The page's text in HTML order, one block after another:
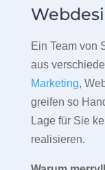
Ein Team von
aus
Marketing,
greifen so
Lage für Sie
realisieren.